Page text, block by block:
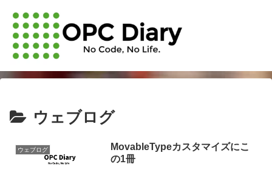
ウェブログ
ウェブログ
MovableTypeカスタマイズにこ
の1冊